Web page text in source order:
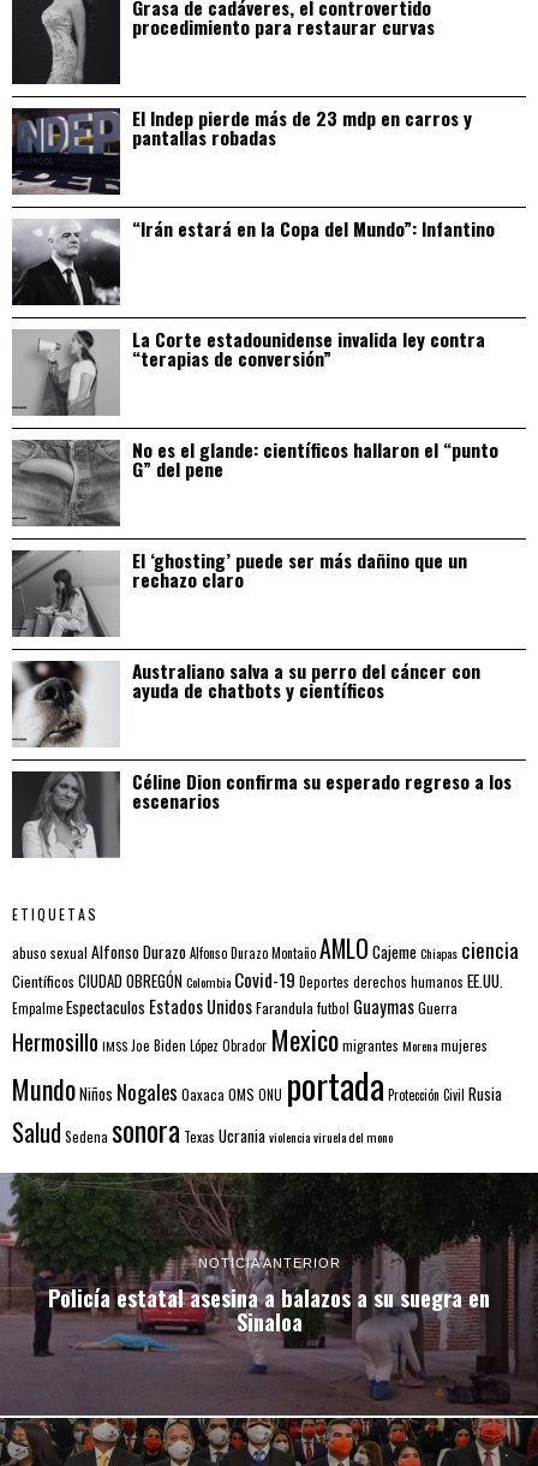
Grasa de cadáveres, el controvertido
procedimiento para restaurar curvas
El Indep pierde más de 23 mdp en carros y
pantallas robadas
“Irán estará en la Copa del Mundo”: Infantino
La Corte estadounidense invalida ley contra
“terapias de conversión”
No es el glande: científicos hallaron el “punto
G” del pene
El ‘ghosting’ puede ser más dañino que un
rechazo claro
Australiano salva a su perro del cáncer con
ayuda de chatbots y científicos
Céline Dion confirma su esperado regreso a los
escenarios
ETIQUETAS
abuso sexual Alfonso DurazoAlfonso Durazo MontañoAMLO CajemeChiapas ciencia
Científicos CIUDAD OBREGÓNColombia Covid-19 Deportes derechos humanos EE.UU.
EmpalmeEspectaculos Estados UnidosFarandulafutbol GuaymasGuerra
Hermosillo IMSS Joe Biden López Obrador Mexicomigrantes Morenamujeres
MundoNiños Nogales Oaxaca OMS ONU portada Protección Civil Rusia
Salud Sedena sonora Texas Ucraniaviolenciaviruela del mono
NOTICIA ANTERIOR
Policía estatal asesina a balazos a su suegra en
Sinaloa